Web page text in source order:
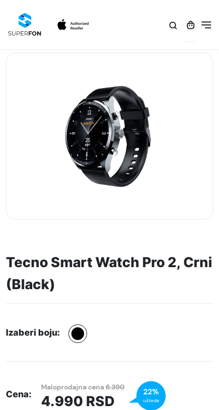
Tecno Smart Watch Pro 2, Crni
(Black)
Izaberi boju:
Cena:
Maloprodajna cena6.390
4.990 RSD
22%
uštede